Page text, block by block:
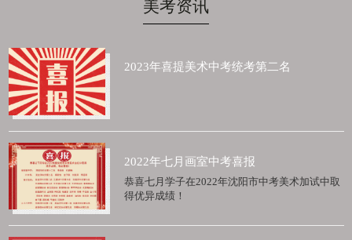
美考资讯
2023年喜提美术中考统考第二名
2022年七月画室中考喜报
恭喜七月学子在2022年沈阳市中考美术加试中取
得优异成绩！